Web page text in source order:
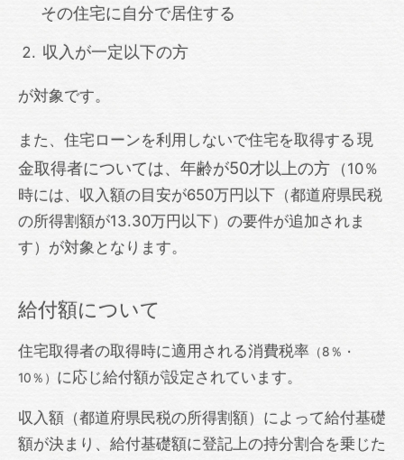
その住宅に自分で居住する
収入が一定以下の方
が対象です。
また、住宅ローンを利用しないで住宅を取得する 現
金取得者については、年齢が50才以上の方 （10％
時には、収入額の目安が650万円以下（都道府県民税
の所得割額が13.30万円以下）の要件が追加されま
す）が対象となります。
給付額について
住宅取得者の取得時に適用される消費税率 （8％・
10％） に応じ給付額が設定されています。
収入額（都道府県民税の所得割額）によって給付基礎
額が決まり、給付基礎額に登記上の持分割合を乗じた